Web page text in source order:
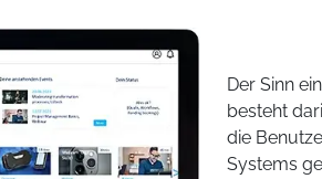
Der Sinn
besteht
die
Systems